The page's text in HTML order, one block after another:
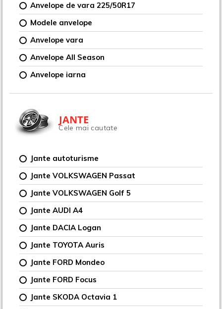
Anvelope de vara 225/50R17
Modele anvelope
Anvelope vara
Anvelope All Season
Anvelope iarna
JANTE
Cele mai cautate
Jante autoturisme
Jante VOLKSWAGEN Passat
Jante VOLKSWAGEN Golf 5
Jante AUDI A4
Jante DACIA Logan
Jante TOYOTA Auris
Jante FORD Mondeo
Jante FORD Focus
Jante SKODA Octavia 1